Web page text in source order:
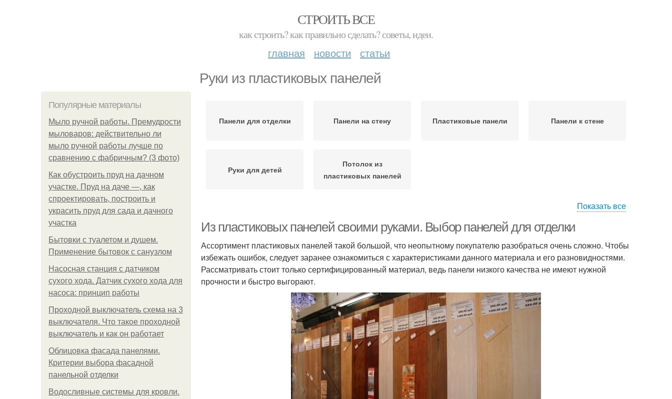
СТРОИТЬ ВСЕ
как строить? как правильно сделать? советы, идеи.
главная новости статьи
Руки из пластиковых панелей
Популярные материалы
Мыло ручной работы. Премудрости
мыловаров: действительно ли
мыло ручной работы лучше по
сравнению с фабричным? (3 фото)
Как обустроить пруд на дачном
участке. Пруд на даче —, как
спроектировать, построить и
украсить пруд для сада и дачного
участка
Бытовки с туалетом и душем.
Применение бытовок с санузлом
Насосная станция с датчиком
сухого хода. Датчик сухого хода для
насоса: принцип работы
Проходной выключатель схема на 3
выключателя. Что такое проходной
выключатель и как он работает
Облицовка фасада панелями.
Критерии выбора фасадной
панельной отделки
Водосливные системы для кровли.
Панели для отделки Панели на стену Пластиковые панели Панели к стене
Руки для детей
Потолок из
пластиковых панелей
Показать все
Из пластиковых панелей своими руками. Выбор панелей для отделки
Ассортимент пластиковых панелей такой большой, что неопытному покупателю разобраться очень сложно. Чтобы
избежать ошибок, следует заранее ознакомиться с характеристиками данного материала и его разновидностями.
Рассматривать стоит только сертифицированный материал, ведь панели низкого качества не имеют нужной
прочности и быстро выгорают.